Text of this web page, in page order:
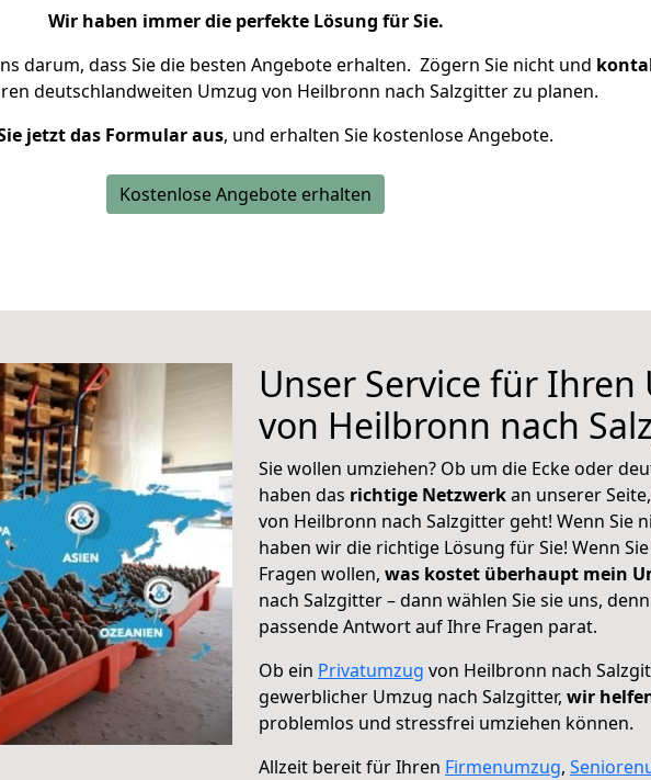
Wir haben immer die perfekte Lösung für Sie.
darum, dass Sie die besten Angebote erhalten. Zögern Sie nicht und
deutschlandweiten Umzug von Heilbronn nach Salzgitter zu planen.
jetzt das Formular aus, und erhalten Sie kostenlose Angebote.
Kostenlose Angebote erhalten
Unser Service für Ihren
von Heilbronn nach
Sie wollen umziehen? Ob um die Ecke oder
haben das richtige Netzwerkan unserer
von Heilbronn nach Salzgitter geht! Wenn Sie
haben wir die richtige Lösung für Sie! Wenn
Fragen wollen, was kostet überhaupt mein
nach Salzgitter – dann wählen Sie sie uns,
passende Antwort auf Ihre Fragen parat.
Ob ein Privatumzug von Heilbronn nach
gewerblicher Umzug nach Salzgitter, wir
problemlos und stressfrei umziehen können.
Allzeit bereit für Ihren Firmenumzug,